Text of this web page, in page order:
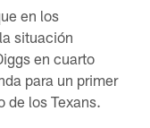
en los
situación
en cuarto
para un primer
de los Texans.